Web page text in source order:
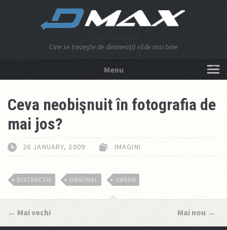
Cine se trezeşte de dimineaţă râde mai bine
Menu
Ceva neobişnuit în fotografia de
mai jos?
26 JANUARY, 2009 IMAGINI
DISTRACTIE ORIGINAL URBAN
← Mai vechi Mai nou →